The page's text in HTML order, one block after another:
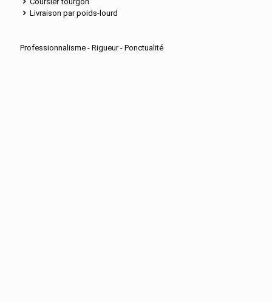
Livraison par poids-lourd
Professionnalisme - Rigueur - Ponctualité